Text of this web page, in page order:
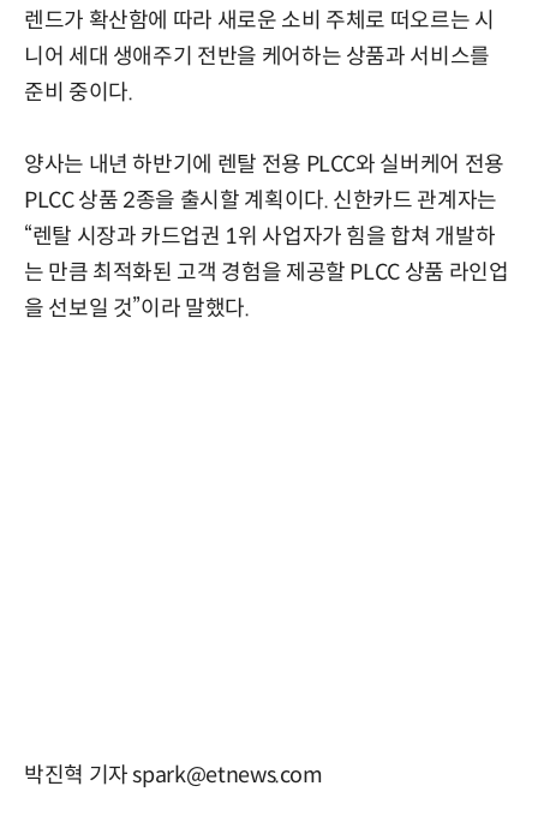
렌드가 확산함에 따라 새로운 소비 주체로 떠오르는 시
니어 세대 생애주기 전반을 케어하는 상품과 서비스를
준비 중이다.
양사는 내년 하반기에 렌탈 전용 PLCC와 실버케어 전용
PLCC 상품 2종을 출시할 계획이다. 신한카드 관계자는
“렌탈 시장과 카드업권 1위 사업자가 힘을 합쳐 개발하
는 만큼 최적화된 고객 경험을 제공할 PLCC 상품 라인업
을 선보일 것”이라 말했다.
박진혁 기자 spark@etnews.com